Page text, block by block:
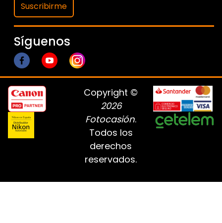
Suscribirme
Síguenos
Copyright ©
2026
Fotocasión.
Todos los
derechos
reservados.